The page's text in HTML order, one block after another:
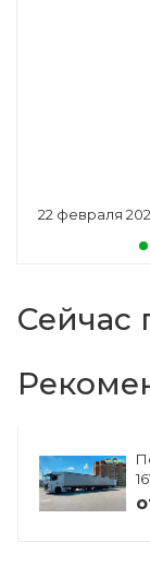
22 февраля
Сейчас